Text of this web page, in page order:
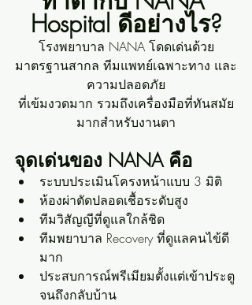
Hospital ดีอย่างไร?
โรงพยาบาล NANA โดดเด่นด้วย
มาตรฐานสากล ทีมแพทย์เฉพาะทาง และ
ความปลอดภัย
ที่เข้มงวดมาก รวมถึงเครื่องมือที่ทันสมัย
มากสำหรับงานตา
จุดเด่นของ NANA คือ
ระบบประเมินโครงหน้าแบบ 3 มิติ
ห้องผ่าตัดปลอดเชื้อระดับสูง
ทีมวิสัญญีที่ดูแลใกล้ชิด
ทีมพยาบาล Recovery ที่ดูแลคนไข้ดี
มาก
ประสบการณ์พรีเมียมตั้งแต่เข้าประตู
จนถึงกลับบ้าน